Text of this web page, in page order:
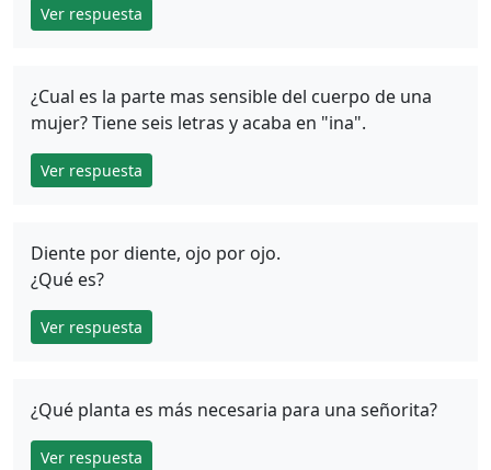
Ver respuesta
¿Cual es la parte mas sensible del cuerpo de una
mujer? Tiene seis letras y acaba en "ina".
Ver respuesta
Diente por diente, ojo por ojo.
¿Qué es?
Ver respuesta
¿Qué planta es más necesaria para una señorita?
Ver respuesta